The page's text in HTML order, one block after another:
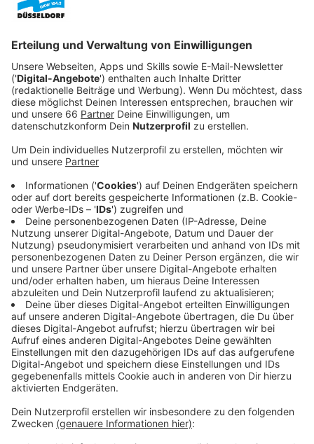
Dafür treffen sie sich heute Abend um 19 Uhr im
Modigliani zu einem neuen Stammtisch.
Anzeige
Betroffene sollen vernetzt werden
Anzeige
Initiiert wurde das Format„Zeit zu bleiben“von Andrea
und Wolfgang, die selbst ihre Wohnung verlassen
sollen. Über ihren Instagram-Kanal und den
regelmäßigen Stammtisch wollen sie Betroffene
vernetzen und ihnen praktische Tipps geben.
Anzeige
Mieter sollen über Rechte informiert werden
Anzeige